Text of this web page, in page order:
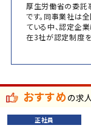
厚生労働省の委託
です。同事業社は
ている中、認定企
在3社が認定制度を
おすすめの求人
正社員